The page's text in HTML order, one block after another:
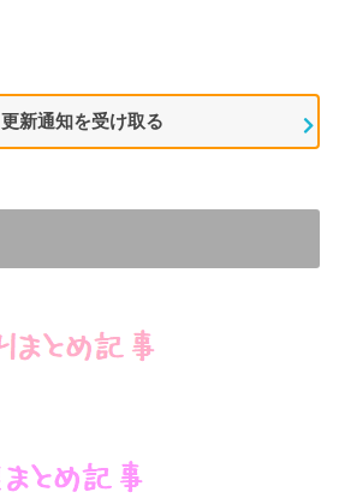
更新通知を受け取る